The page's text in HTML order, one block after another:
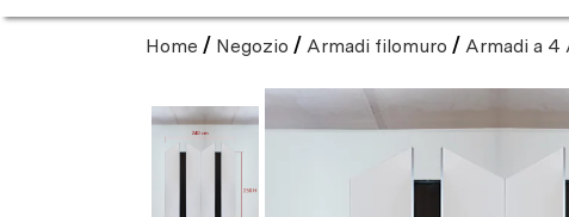
Home / Negozio / Armadi filomuro / Armadi a 4